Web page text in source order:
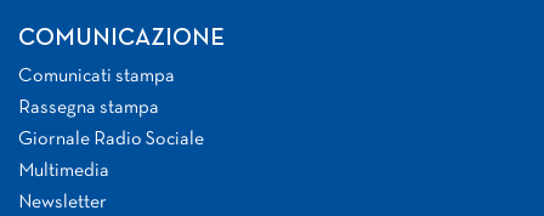
COMUNICAZIONE
Comunicati stampa
Rassegna stampa
Giornale Radio Sociale
Multimedia
Newsletter